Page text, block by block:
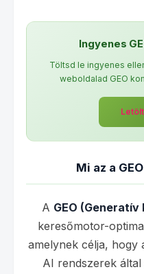
Ingyenes
Töltsd le ingyenes
weboldalad GEO
Mi az a
A GEO
keresőmotor-
amelynek célja, hogy
AI rendszerek